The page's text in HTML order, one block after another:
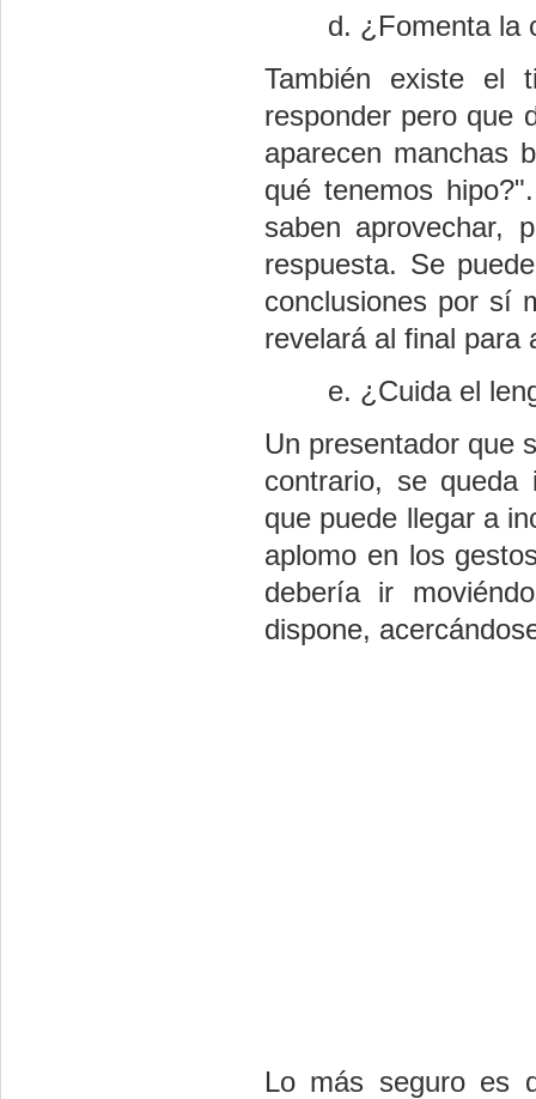
¿Fomenta la
También existe el
responder pero que
aparecen manchas
qué tenemos
saben aprovechar,
respuesta. Se
conclusiones por sí
revelará al final para
¿Cuida el
Un presentador que
contrario, se queda
que puede llegar a
aplomo en los
debería ir
dispone,
Lo más seguro es